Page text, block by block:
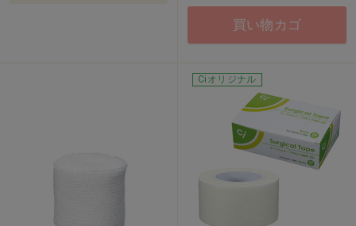
買い物カゴ
Ciオリジナル